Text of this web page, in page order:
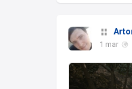
1 mar